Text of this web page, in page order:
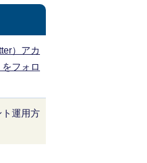
）アカ
フォロ
ト運用方